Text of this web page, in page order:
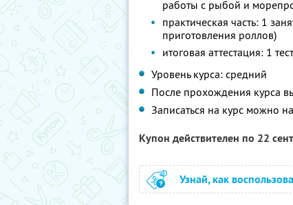
работы с рыбой и
практическая часть: 1
приготовления роллов)
итоговая аттестация: 1 тест
Уровень курса: средний
После прохождения курса
Записаться на курс можно на
Купон действителен по 22
Узнай, как